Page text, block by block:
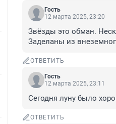
Гость
12 марта 2025, 23:20
Звёзды это обман.
Заделаны из
ОТВЕТИТЬ
Гость
12 марта 2025, 23:11
Сегодня луну было
ОТВЕТИТЬ